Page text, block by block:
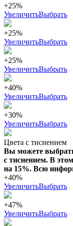
+25%
УвеличитьВыбрать
+25%
УвеличитьВыбрать
+25%
УвеличитьВыбрать
+40%
УвеличитьВыбрать
+30%
УвеличитьВыбрать
Цвета с тиснением
Вы можете
с тиснением. В
на 15%. Всю
+40%
УвеличитьВыбрать
+47%
УвеличитьВыбрать